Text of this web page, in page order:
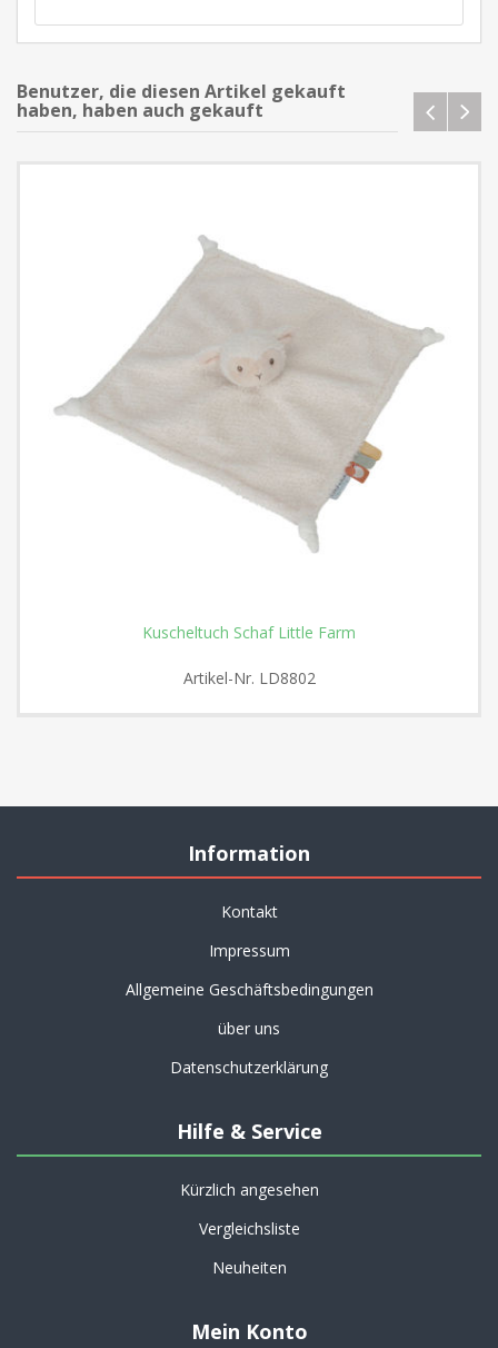
Benutzer, die diesen Artikel gekauft
haben, haben auch gekauft
Kuscheltuch Schaf Little Farm
Artikel-Nr. LD8802
Information
Kontakt
Impressum
Allgemeine Geschäftsbedingungen
über uns
Datenschutzerklärung
Hilfe & Service
Kürzlich angesehen
Vergleichsliste
Neuheiten
Mein Konto